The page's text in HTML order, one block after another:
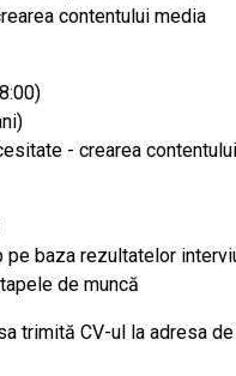
contentului media
- crearea
baza rezultatelor
de muncă
trimită CV-ul la adresa